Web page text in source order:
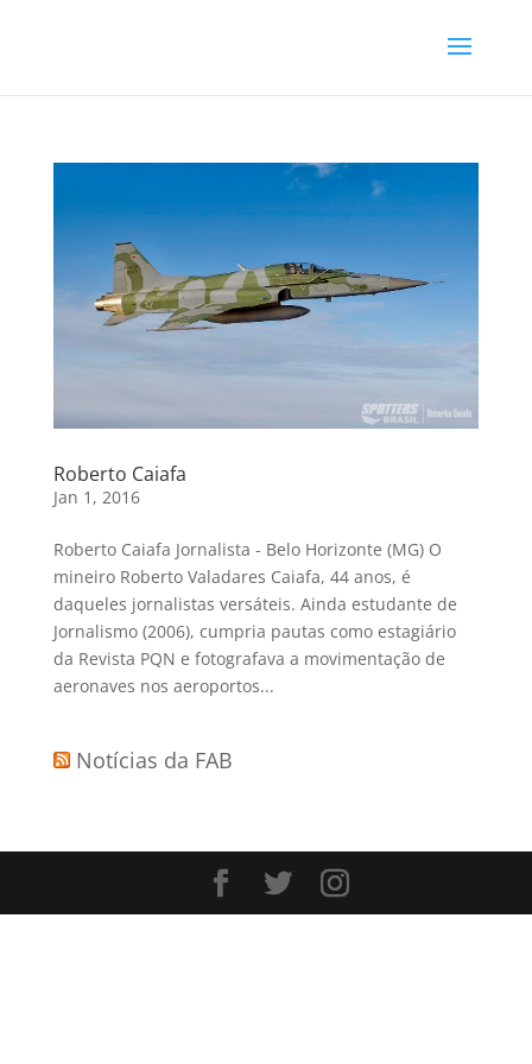
Roberto Caiafa
Jan 1, 2016
Roberto Caiafa Jornalista - Belo Horizonte (MG) O
mineiro Roberto Valadares Caiafa, 44 anos, é
daqueles jornalistas versáteis. Ainda estudante de
Jornalismo (2006), cumpria pautas como estagiário
da Revista PQN e fotografava a movimentação de
aeronaves nos aeroportos...
Notícias da FAB